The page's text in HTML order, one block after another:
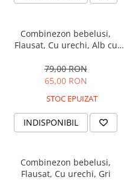
Combinezon bebelusi,
Flausat, Cu urechi, Alb cu
79,00 RON
65,00 RON
STOC EPUIZAT
INDISPONIBIL
Combinezon bebelusi,
Flausat, Cu urechi, Gri